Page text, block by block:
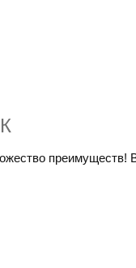
преимуществ!